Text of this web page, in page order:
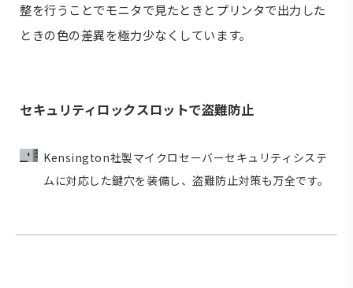
整を行うことでモニタで見たときとプリンタで出力した
ときの色の差異を極力少なくしています。
セキュリティロックスロットで盗難防止
Kensington社製マイクロセーバーセキュリティシステ
ムに対応した鍵穴を装備し、盗難防止対策も万全です。